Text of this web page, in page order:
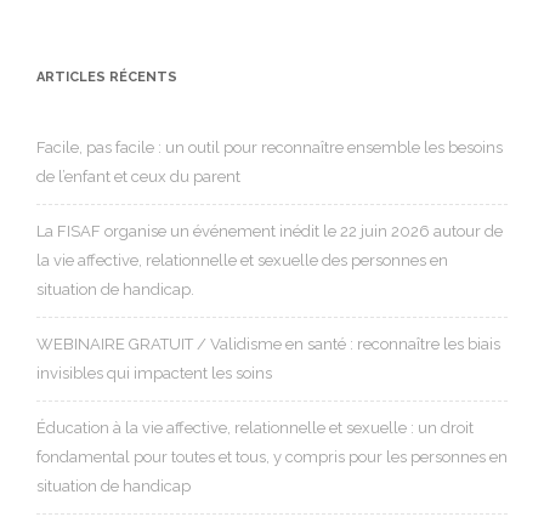
ARTICLES RÉCENTS
Facile, pas facile : un outil pour reconnaître ensemble les besoins
de l’enfant et ceux du parent
La FISAF organise un événement inédit le 22 juin 2026 autour de
la vie affective, relationnelle et sexuelle des personnes en
situation de handicap.
WEBINAIRE GRATUIT / Validisme en santé : reconnaître les biais
invisibles qui impactent les soins
Éducation à la vie affective, relationnelle et sexuelle : un droit
fondamental pour toutes et tous, y compris pour les personnes en
situation de handicap